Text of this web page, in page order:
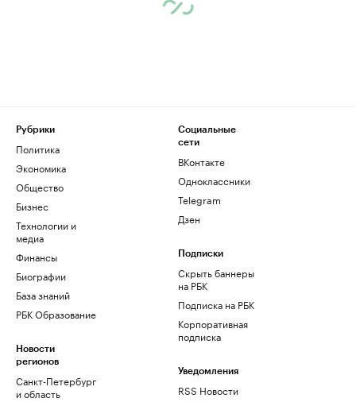
Рубрики
Политика
Экономика
Общество
Бизнес
Технологии и
медиа
Финансы
Биографии
База знаний
РБК Образование
Новости
регионов
Санкт-Петербург
и область
Социальные
сети
ВКонтакте
Одноклассники
Telegram
Дзен
Подписки
Скрыть баннеры
на РБК
Подписка на РБК
Корпоративная
подписка
Уведомления
RSS Новости